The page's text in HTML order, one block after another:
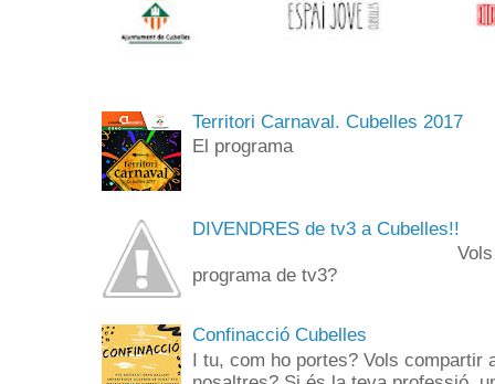
Territori Carnaval. Cubelles 2017
El programa
DIVENDRES de tv3 a Cubelles!!
Vols anar de
programa de tv3?
Confinacció Cubelles
I tu, com ho portes? Vols compartir